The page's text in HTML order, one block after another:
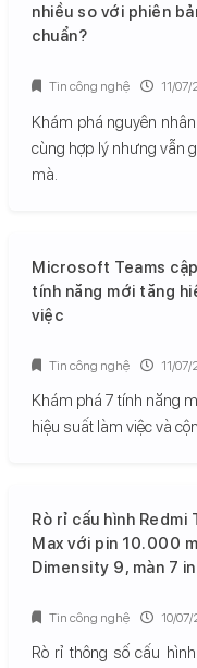
nhiều so với phiên
chuẩn?
Khám phá nguyên
cùng hợp lý nhưng vẫn
mà.
Tin công nghệ 11/
Microsoft Teams
tính năng mới tăng
việc
Khám phá 7 tính năng
hiệu suất làm việc và
Tin công nghệ 11/
Rò rỉ cấu hình Redmi
Max với pin 10.000
Dimensity 9, màn 7
Rò rỉ thông số cấu
Tin công nghệ 10/